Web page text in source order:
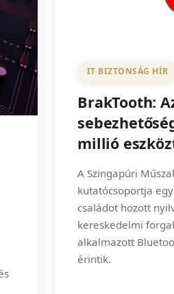
IT BIZTONSÁG HÍR
BrakTooth:
millió
A Szingapúri
kutatócsoportja
családot hozott
kereskedelmi
alkalmazott
érintik.